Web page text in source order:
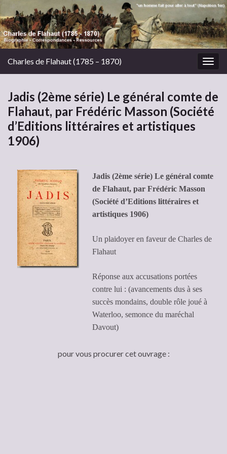
Charles de Flahaut (1785 – 1870)
Jadis (2ème série) Le général comte de
Flahaut, par Frédéric Masson (Société
d’Editions littéraires et artistiques
1906)
Jadis (2ème série) Le général comte
de Flahaut, par Frédéric Masson
(Société d’Editions littéraires et
artistiques 1906)
Un plaidoyer en faveur de Charles de
Flahaut
Réponse aux accusations portées
contre lui : (avancements dus à ses
succès mondains, double rôle joué à
Waterloo, semonce du maréchal
Davout)
pour vous procurer cet ouvrage :